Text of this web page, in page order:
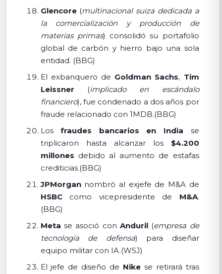
Glencore(multinacional suiza dedicada a
la comercialización y producción de
materias primas) consolidó su portafolio
global de carbón y hierro bajo una sola
entidad. (BBG)
El exbanquero de Goldman Sachs, Tim
Leissner (implicado en escándalo
financiero), fue condenado a dos años por
fraude relacionado con 1MDB.(BBG)
Losfraudes bancarios en India se
triplicaron hasta alcanzar los $4.200
millones debido al aumento de estafas
crediticias.(BBG)
JPMorgannombró al exjefe de M&A de
HSBCcomo vicepresidente de M&A.
(BBG)
Meta se asoció con Anduril(empresa de
tecnología de defensa) para diseñar
equipo militar con IA.(WSJ)
El jefe de diseño de Nikese retirará tras